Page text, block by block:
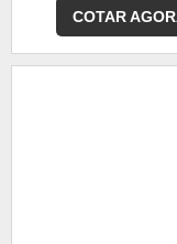
COTAR